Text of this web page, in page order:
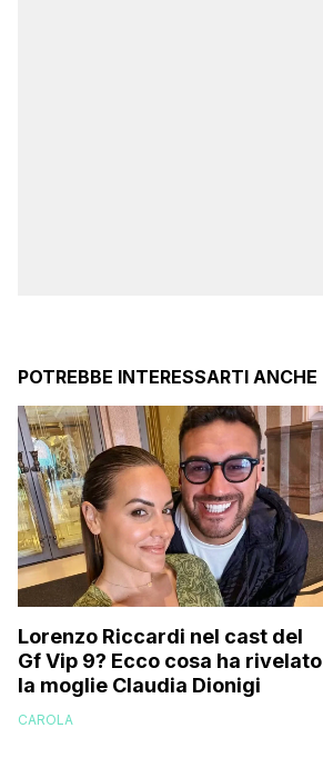
POTREBBE INTERESSARTI ANCHE
Lorenzo Riccardi nel cast del
Gf Vip 9? Ecco cosa ha rivelato
la moglie Claudia Dionigi
CAROLA